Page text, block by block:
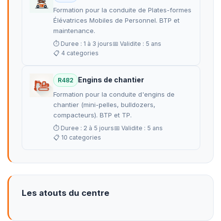
Formation pour la conduite de Plates-formes
Élévatrices Mobiles de Personnel. BTP et
maintenance.
⏱ Duree : 1 à 3 jours📅 Validite : 5 ans
📋 4 categories
R482 Engins de chantier
Formation pour la conduite d'engins de
chantier (mini-pelles, bulldozers,
compacteurs). BTP et TP.
⏱ Duree : 2 à 5 jours📅 Validite : 5 ans
📋 10 categories
Les atouts du centre